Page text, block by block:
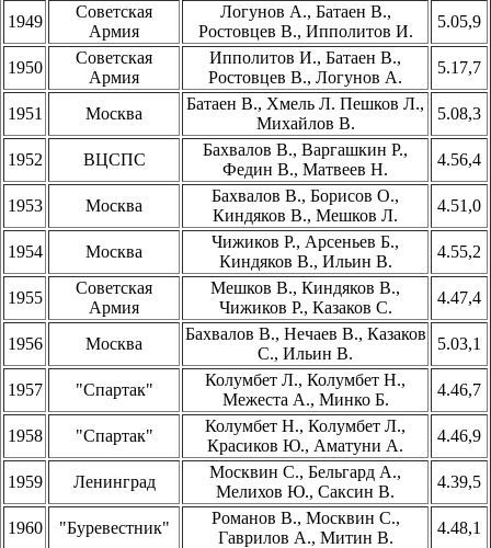
1949
Советская
Армия
Логунов А., Батаен В.,
Ростовцев В., Ипполитов И.
5.05,9
1950
Советская
Армия
Ипполитов И., Батаен В.,
Ростовцев В., Логунов А.
5.17,7
1951 Москва
Батаен В., Хмель Л. Пешков Л.,
Михайлов В.
5.08,3
1952 ВЦСПС
Бахвалов В., Варгашкин Р.,
Федин В., Матвеев Н.
4.56,4
1953 Москва
Бахвалов В., Борисов О.,
Киндяков В., Мешков Л.
4.51,0
1954 Москва
Чижиков Р., Арсеньев Б.,
Киндяков В., Ильин В.
4.55,2
1955
Советская
Армия
Мешков В., Киндяков В.,
Чижиков Р., Казаков С.
4.47,4
1956 Москва
Бахвалов В., Нечаев В., Казаков
С., Ильин В.
5.03,1
1957 "Спартак"
Колумбет Л., Колумбет Н.,
Межеста А., Минко Б.
4.46,7
1958 "Спартак"
Колумбет Н., Колумбет Л.,
Красиков Ю., Аматуни А.
4.46,9
1959 Ленинград
Москвин С., Бельгард А.,
Мелихов Ю., Саксин В.
4.39,5
1960 "Буревестник"
Романов В., Москвин С.,
Гаврилов А., Митин В.
4.48,1